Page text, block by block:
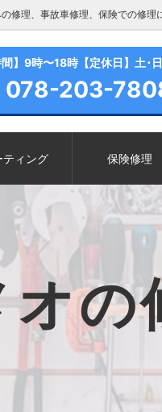
修理、事故車修理、保険での修理
間】9時〜18時【定休日】土･
078-203-
ティング 保険修理
の